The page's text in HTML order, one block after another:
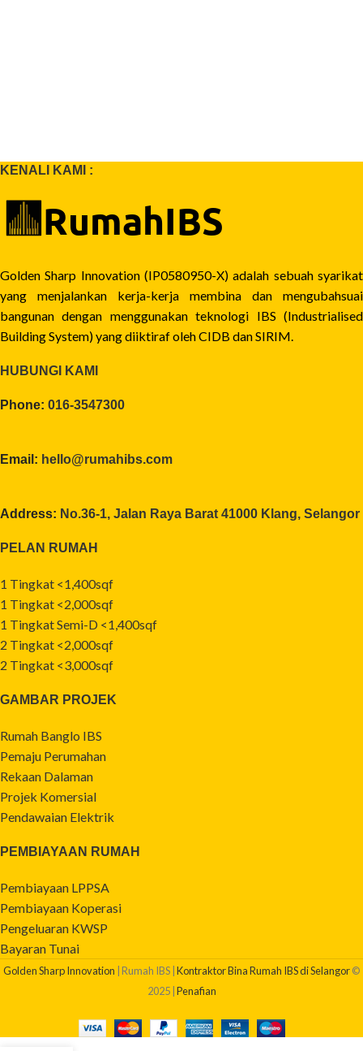
KENALI KAMI :
Golden Sharp Innovation (IP0580950-X) adalah sebuah syarikat
yang menjalankan kerja-kerja membina dan mengubahsuai
bangunan dengan menggunakan teknologi IBS (Industrialised
Building System) yang diiktiraf oleh CIDB dan SIRIM.
HUBUNGI KAMI
Phone: 016-3547300
Email: hello@rumahibs.com
Address: No.36-1, Jalan Raya Barat 41000 Klang, Selangor
PELAN RUMAH
1 Tingkat <1,400sqf
1 Tingkat <2,000sqf
1 Tingkat Semi-D <1,400sqf
2 Tingkat <2,000sqf
2 Tingkat <3,000sqf
GAMBAR PROJEK
Rumah Banglo IBS
Pemaju Perumahan
Rekaan Dalaman
Projek Komersial
Pendawaian Elektrik
PEMBIAYAAN RUMAH
Pembiayaan LPPSA
Pembiayaan Koperasi
Pengeluaran KWSP
Bayaran Tunai
Golden Sharp Innovation | Rumah IBS | Kontraktor Bina Rumah IBS di Selangor©
2025 | Penafian